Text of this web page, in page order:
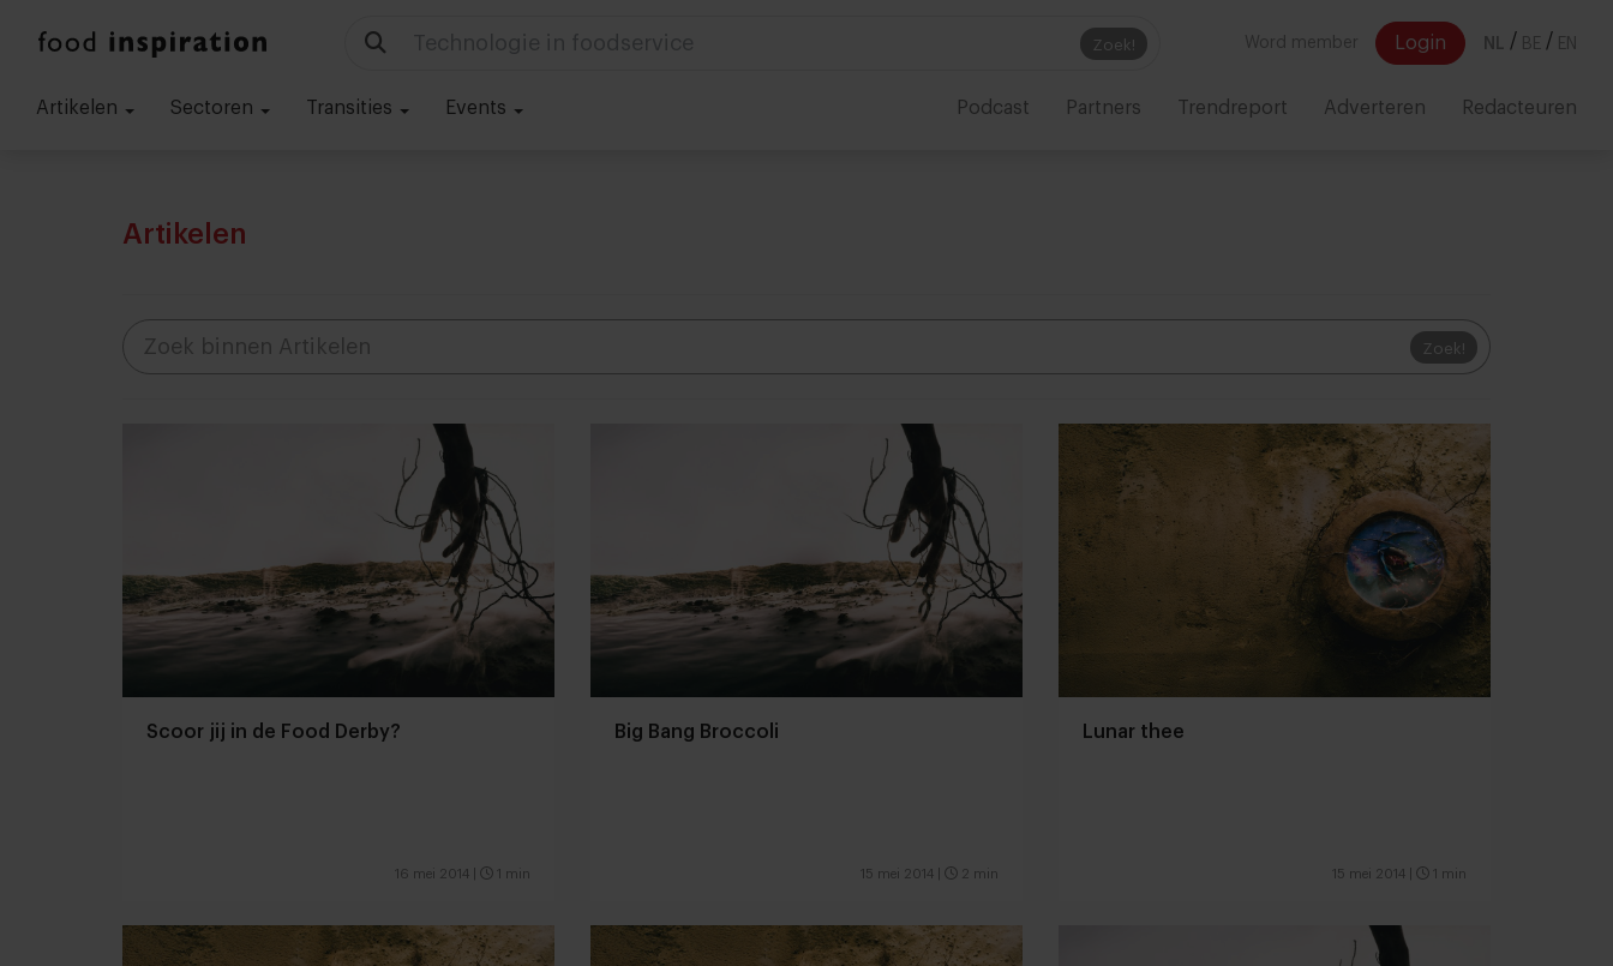
Zoek!
Technologie in foodservice Word member Login NL / BE / EN
Artikelen Sectoren Transities Events Podcast Partners Trendreport Adverteren Redacteuren
Artikelen
Zoek!
Scoor jij in de Food Derby?
16 mei 2014 1 min
Big Bang Broccoli
15 mei 2014 2 min
Lunar thee
15 mei 2014 1 min